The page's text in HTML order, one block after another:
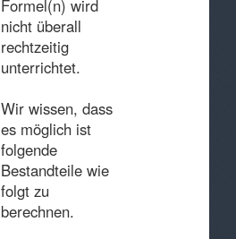
Formel(n) wird
nicht überall
rechtzeitig
unterrichtet.
Wir wissen, dass
es möglich ist
folgende
Bestandteile wie
folgt zu
berechnen.